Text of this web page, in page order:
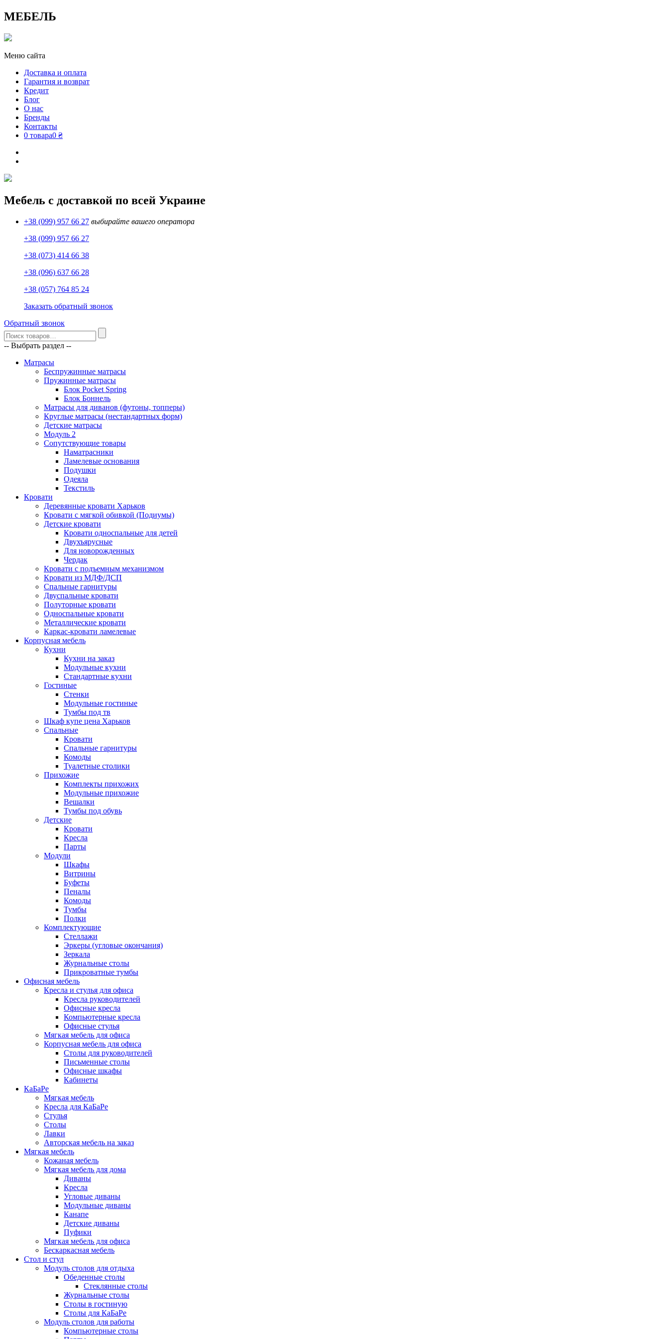
МЕБЕЛЬ
Меню сайта
Доставка и оплата
Гарантия и возврат
Кредит
Блог
О нас
Бренды
Контакты
0 товара0 ₴
Мебель с доставкой по всей Украине
+38 (099) 957 66 27 выбирайте вашего оператора
+38 (099) 957 66 27
+38 (073) 414 66 38
+38 (096) 637 66 28
+38 (057) 764 85 24
Заказать обратный звонок
Обратный звонок
-- Выбрать раздел --
Матрасы
Беспружинные матрасы
Пружинные матрасы
Блок Pocket Spring
Блок Боннель
Матрасы для диванов (футоны, топперы)
Круглые матрасы (нестандартных форм)
Детские матрасы
Модуль 2
Сопутствующие товары
Наматрасники
Ламелевые основания
Подушки
Одеяла
Текстиль
Кровати
Деревянные кровати Харьков
Кровати с мягкой обивкой (Подиумы)
Детские кровати
Кровати односпальные для детей
Двухъярусные
Для новорожденных
Чердак
Кровати с подъемным механизмом
Кровати из МДФ/ДСП
Спальные гарнитуры
Двуспальные кровати
Полуторные кровати
Односпальные кровати
Металлические кровати
Каркас-кровати ламелевые
Корпусная мебель
Кухни
Кухни на заказ
Модульные кухни
Стандартные кухни
Гостиные
Стенки
Модульные гостиные
Тумбы под тв
Шкаф купе цена Харьков
Спальные
Кровати
Спальные гарнитуры
Комоды
Туалетные столики
Прихожие
Комплекты прихожих
Модульные прихожие
Вешалки
Тумбы под обувь
Детские
Кровати
Кресла
Парты
Модули
Шкафы
Витрины
Буфеты
Пеналы
Комоды
Тумбы
Полки
Комплектующие
Стеллажи
Эркеры (угловые окончания)
Зеркала
Журнальные столы
Прикроватные тумбы
Офисная мебель
Кресла и стулья для офиса
Кресла руководителей
Офисные кресла
Компьютерные кресла
Офисные стулья
Мягкая мебель для офиса
Корпусная мебель для офиса
Столы для руководителей
Письменные столы
Офисные шкафы
Кабинеты
КаБаРе
Мягкая мебель
Кресла для КаБаРе
Стулья
Столы
Лавки
Авторская мебель на заказ
Мягкая мебель
Кожаная мебель
Мягкая мебель для дома
Диваны
Кресла
Угловые диваны
Модульные диваны
Канапе
Детские диваны
Пуфики
Мягкая мебель для офиса
Бескаркасная мебель
Стол и стул
Модуль столов для отдыха
Обеденные столы
Стеклянные столы
Журнальные столы
Столы в гостиную
Столы для КаБаРе
Модуль столов для работы
Компьютерные столы